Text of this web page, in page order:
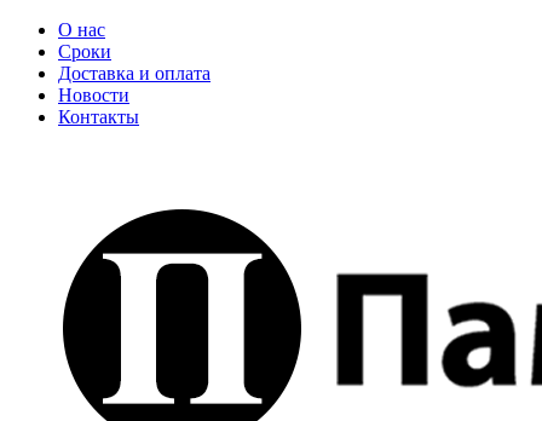
О нас
Сроки
Доставка и оплата
Новости
Контакты